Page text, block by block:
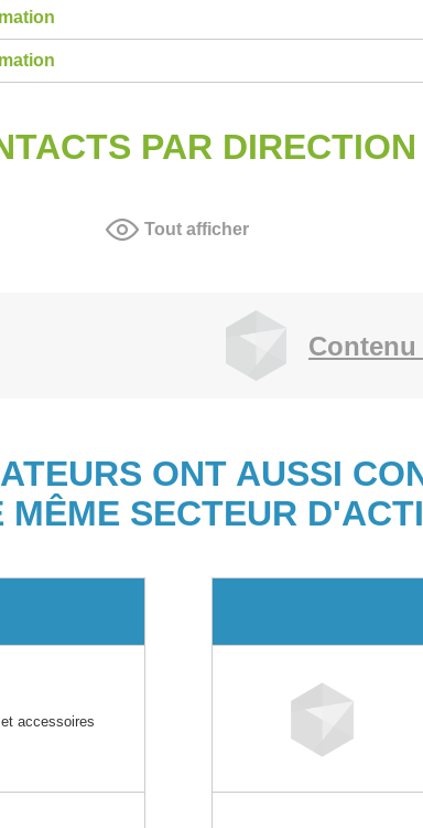
PAR DIRECTION
Tout afficher
ONT AUSSI
MÊME SECTEUR
accessoires